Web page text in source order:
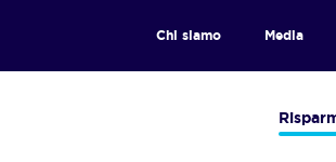
Chi siamo Media